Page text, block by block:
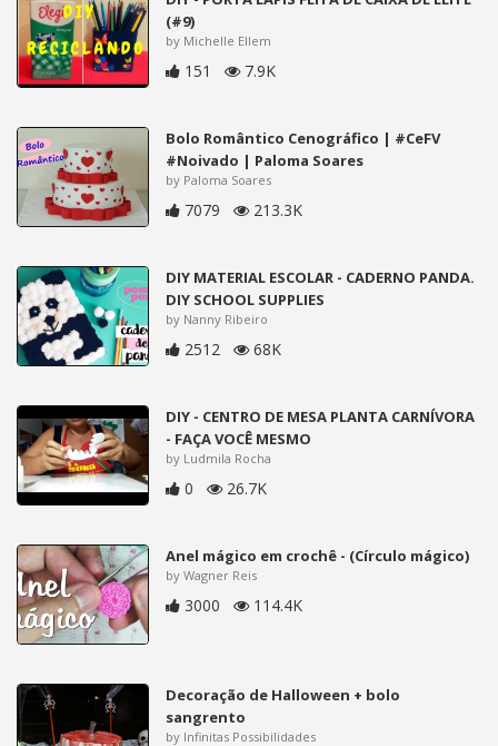
(#9)
by Michelle Ellem
151 7.9K
Bolo Romântico Cenográfico | #CeFV
#Noivado | Paloma Soares
by Paloma Soares
7079 213.3K
DIY MATERIAL ESCOLAR - CADERNO PANDA.
DIY SCHOOL SUPPLIES
by Nanny Ribeiro
2512 68K
DIY - CENTRO DE MESA PLANTA CARNÍVORA
- FAÇA VOCÊ MESMO
by Ludmila Rocha
0 26.7K
Anel mágico em crochê - (Círculo mágico)
by Wagner Reis
3000 114.4K
Decoração de Halloween + bolo
sangrento
by Infinitas Possibilidades